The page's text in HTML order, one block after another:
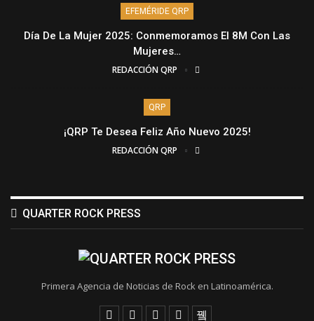
EFEMÉRIDE QRP
Día De La Mujer 2025: Conmemoramos El 8M Con Las
Mujeres…
REDACCIÓN QRP
QRP
¡QRP Te Desea Feliz Año Nuevo 2025!
REDACCIÓN QRP
QUARTER ROCK PRESS
Primera Agencia de Noticias de Rock en Latinoamérica.